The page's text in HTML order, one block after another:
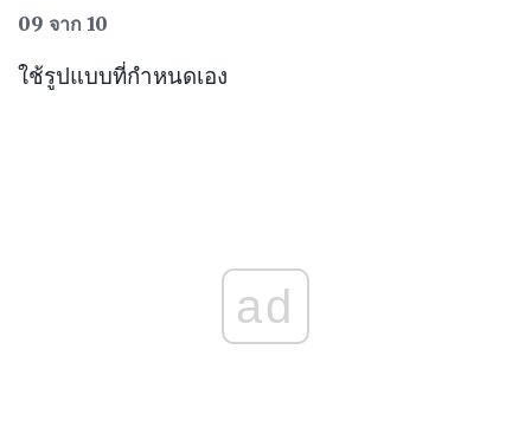
09 จาก 10
ใช้รูปแบบที่กำหนดเอง
ad